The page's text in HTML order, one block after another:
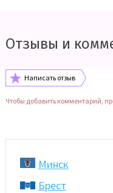
Отзывы и
Написать отзыв
Чтобы добавить комментарий,
Минск
Брест